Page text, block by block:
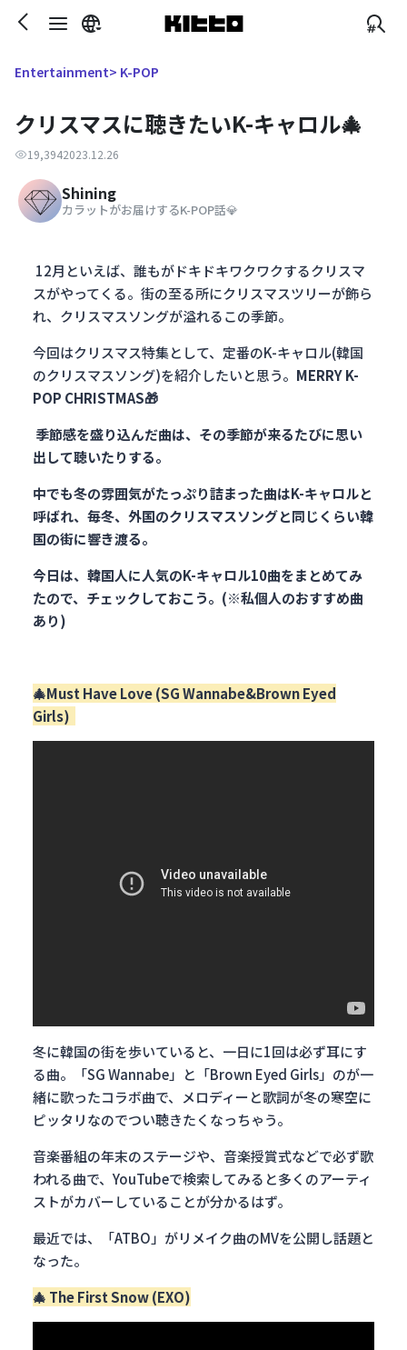
Entertainment> K-POP
クリスマスに聴きたいK-キャロル🎄
19,3942023.12.26
Shining
カラットがお届けするK-POP話💎
12月といえば、誰もがドキドキワクワクするクリスマ
スがやってくる。街の至る所にクリスマスツリーが飾ら
れ、クリスマスソングが溢れるこの季節。
今回はクリスマス特集として、定番のK-キャロル(韓国
のクリスマスソング)を紹介したいと思う。 MERRY K-
POP CHRISTMAS🎁
季節感を盛り込んだ曲は、その季節が来るたびに思い
出して聴いたりする。
中でも冬の雰囲気がたっぷり詰まった曲はK-キャロルと
呼ばれ、毎冬、外国のクリスマスソングと同じくらい韓
国の街に響き渡る。
今日は、韓国人に人気のK-キャロル10曲をまとめてみ
たので、チェックしておこう。(※私個人のおすすめ曲
あり)
🎄Must Have Love (SG Wannabe&Brown Eyed
Girls)
冬に韓国の街を歩いていると、一日に1回は必ず耳にす
る曲。「SG Wannabe」と「Brown Eyed Girls」のが一
緒に歌ったコラボ曲で、メロディーと歌詞が冬の寒空に
ピッタリなのでつい聴きたくなっちゃう。
音楽番組の年末のステージや、音楽授賞式などで必ず歌
われる曲で、YouTubeで検索してみると多くのアーティ
ストがカバーしていることが分かるはず。
最近では、「ATBO」がリメイク曲のMVを公開し話題と
なった。
🎄 The First Snow (EXO)